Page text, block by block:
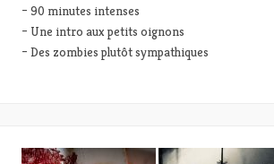
– 90 minutes intenses
– Une intro aux petits oignons
– Des zombies plutôt sympathiques